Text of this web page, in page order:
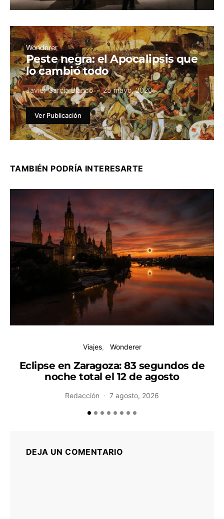
Wonderer
Peste negra: el Apocalipsis que
lo cambió todo
Javier García Blanco 25 mayo, 2020
Ver Publicación
TAMBIÉN PODRÍA INTERESARTE
Viajes Wonderer
Eclipse en Zaragoza: 83 segundos de
noche total el 12 de agosto
Redacción 7 agosto, 2026
DEJA UN COMENTARIO